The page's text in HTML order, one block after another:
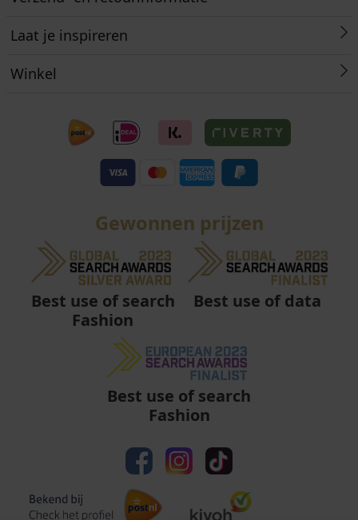
Laat je inspireren
Winkel
Gewonnen prijzen
Best use of search
Fashion
Best use of data
Best use of search
Fashion